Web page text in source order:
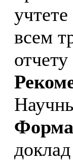
всем
доклад